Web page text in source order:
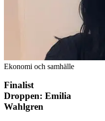
Ekonomi och samhälle
Finalist
Droppen: Emilia
Wahlgren